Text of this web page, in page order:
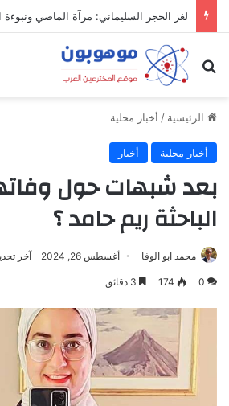
بحث عن
الرئيسية / أخبار محلية
أخبار محلية أخبار
بعد شبهات حول
الباحثة ريم حامد ؟
محمد ابو الوفا أغسطس 26, 2024 آخر
0
174